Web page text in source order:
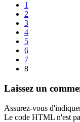
1
2
3
4
5
6
7
8
Laissez un
Assurez-vous
Le code HTML n'est